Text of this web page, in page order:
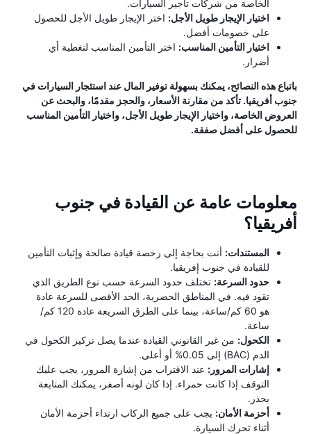
الخاصة من شركات تأجير السيارات.
اختيار الإيجار طويل الأجل: اختر الإيجار طويل الأجل للحصول
على خصومات أفضل.
اختيار التأمين المناسب: اختر التأمين المناسب لتغطية أي
أضرار.
باتباع هذه النصائح، يمكنك بسهولة توفير المال عند استئجار السيارات في
جنوب أفريقيا. تأكد من مقارنة الأسعار، والحجز مقدمًا، والبحث عن
العروض الخاصة، واختيار الإيجار طويل الأجل، واختيار التأمين المناسب
للحصول على أفضل صفقة.
معلومات عامة عن القيادة في جنوب
أفريقيا؟
المستندات: أنت بحاجة إلى رخصة قيادة صالحة وإثبات التأمين
للقيادة في جنوب إفريقيا.
حدود السرعة: تختلف حدود السرعة حسب نوع الطريق الذي
تقود فيه. في المناطق الحضرية، الحد الأقصى للسرعة عادة
هو 60 كم/ساعة، بينما على الطرق السريعة عادة 120 كم/
ساعة.
الكحول: من غير القانوني القيادة عندما يصل تركيز الكحول في
الدم (BAC) إلى 0.05% أو أعلى.
إشارات المرور: عند الاقتراب من إشارة المرور، يجب عليك
التوقف إذا كانت حمراء. إذا كان لونه أصفر، يمكنك المتابعة
بحذر.
أحزمة الأمان: يجب على جميع الركاب ارتداء أحزمة الأمان
أثناء تحرك السيارة.